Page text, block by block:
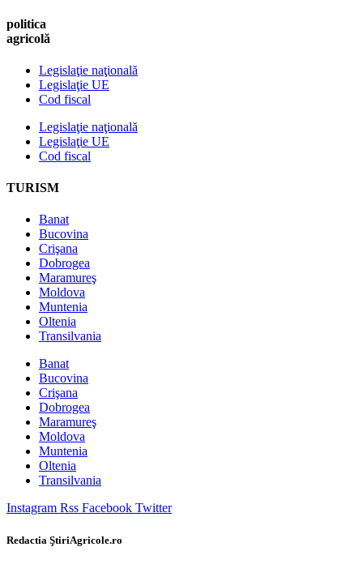
politica
agricolă
Legislaţie naţională
Legislaţie UE
Cod fiscal
Legislaţie naţională
Legislaţie UE
Cod fiscal
TURISM
Banat
Bucovina
Crişana
Dobrogea
Maramureş
Moldova
Muntenia
Oltenia
Transilvania
Banat
Bucovina
Crişana
Dobrogea
Maramureş
Moldova
Muntenia
Oltenia
Transilvania
Instagram Rss Facebook Twitter
Redactia ŞtiriAgricole.ro